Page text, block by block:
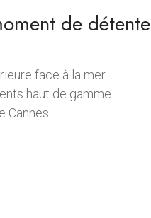
de détente
face à la mer.
haut de gamme.
Cannes.